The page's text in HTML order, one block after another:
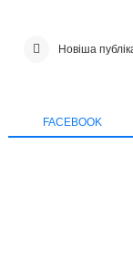
Новіша
FACEBOOK